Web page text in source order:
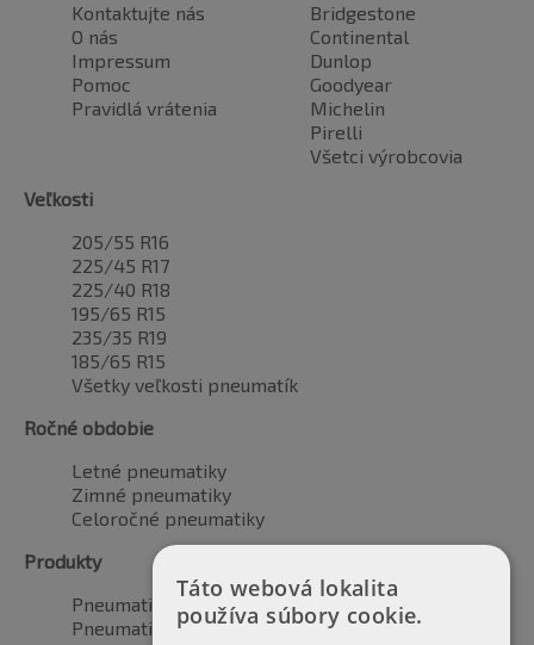
Kontaktujte nás
O nás
Impressum
Pomoc
Pravidlá vrátenia
Bridgestone
Continental
Dunlop
Goodyear
Michelin
Pirelli
Všetci výrobcovia
Veľkosti
205/55 R16
225/45 R17
225/40 R18
195/65 R15
235/35 R19
185/65 R15
Všetky veľkosti pneumatík
Ročné obdobie
Letné pneumatiky
Zimné pneumatiky
Celoročné pneumatiky
Produkty
Pneumatiky pre automobily
Pneumatiky pre SUV / 4x4
Táto webová lokalita
používa súbory cookie.